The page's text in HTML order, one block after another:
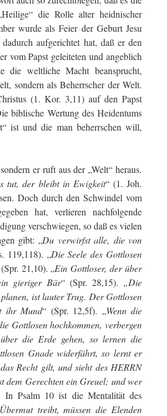
die Rolle alter heidnischer
wurde als Feier der Geburt Jesu
aufgerichtet hat, daß er den
vom Papst geleiteten und angeblich
die weltliche Macht beansprucht,
sondern als Beherrscher der Welt.
(1. Kor. 3,11) auf den Papst
biblische Wertung des Heidentums
ist und die man beherrschen will,
er ruft aus der „Welt“ heraus.
tut, der bleibt in Ewigkeit“ (1. Joh.
Doch durch den Schwindel vom
hat, verlieren nachfolgende
verschwiegen, so daß es vielen
gibt: „Du verwirfst alle, die von
119,118). „Die Seele des Gottlosen
21,10). „Ein Gottloser, der über
gieriger Bär“ (Spr. 28,15). „Die
ist lauter Trug. Der Gottlosen
ihr Mund“ (Spr. 12,5f). „Wenn die
Gottlosen hochkommen, verbergen
die Erde gehen, so lernen die
Gnade widerfährt, so lernt er
Recht gilt, und sieht des HERRN
dem Gerechten ein Greuel; und wer
In Psalm 10 ist die Mentalität des
treibt, müssen die Elenden